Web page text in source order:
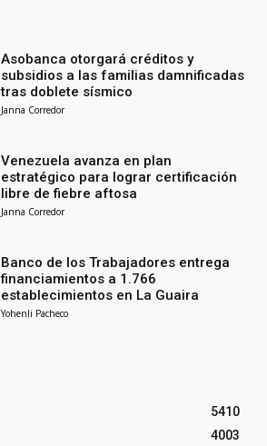
Asobanca otorgará créditos y
subsidios a las familias damnificadas
tras doblete sísmico
Janna Corredor
Venezuela avanza en plan
estratégico para lograr certificación
libre de fiebre aftosa
Janna Corredor
Banco de los Trabajadores entrega
financiamientos a 1.766
establecimientos en La Guaira
Yohenli Pacheco
5410
4003